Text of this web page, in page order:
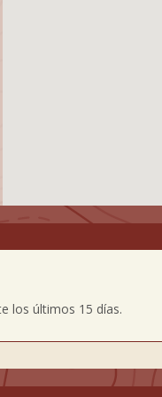
los últimos 15 días.